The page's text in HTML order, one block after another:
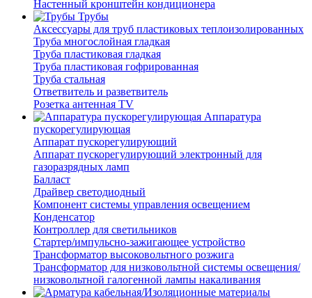
Настенный кронштейн кондиционера
Трубы
Аксессуары для труб пластиковых теплоизолированных
Труба многослойная гладкая
Труба пластиковая гладкая
Труба пластиковая гофрированная
Труба стальная
Ответвитель и разветвитель
Розетка антенная TV
Аппаратура
пускорегулирующая
Аппарат пускорегулирующий
Аппарат пускорегулирующий электронный для
газоразрядных ламп
Балласт
Драйвер светодиодный
Компонент системы управления освещением
Конденсатор
Контроллер для светильников
Стартер/импульсно-зажигающее устройство
Трансформатор высоковольтного розжига
Трансформатор для низковольтной системы освещения/
низковольтной галогенной лампы накаливания